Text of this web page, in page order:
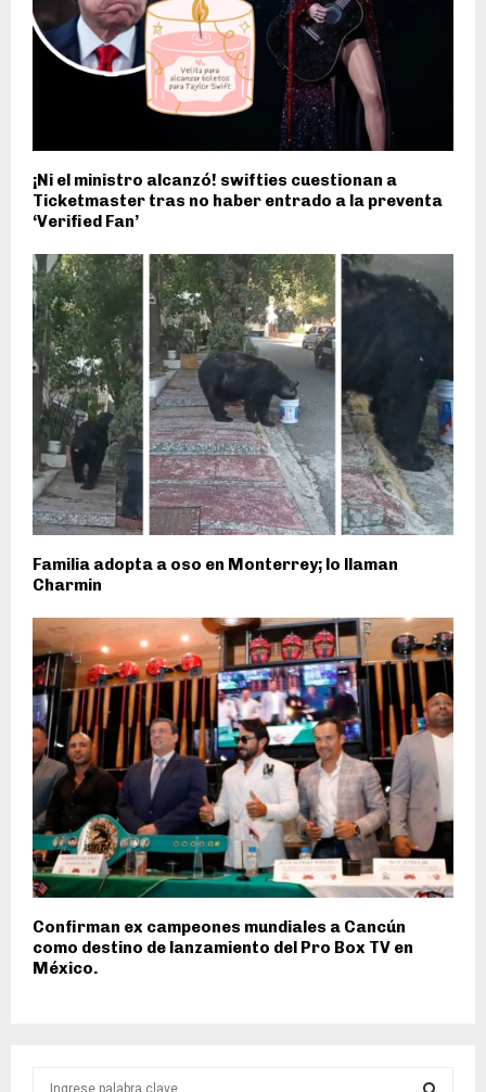
¡Ni el ministro alcanzó! swifties cuestionan a
Ticketmaster tras no haber entrado a la preventa
‘Verified Fan’
Familia adopta a oso en Monterrey; lo llaman
Charmin
Confirman ex campeones mundiales a Cancún
como destino de lanzamiento del Pro Box TV en
México.